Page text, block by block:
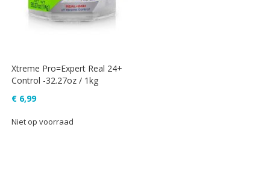
Xtreme Pro=Expert Real 24+
Control -32.27oz / 1kg
€ 6,99
Niet op voorraad